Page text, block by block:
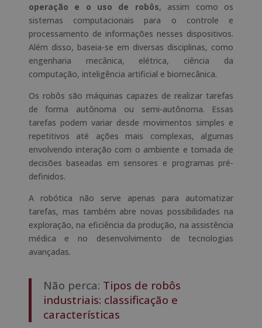
operação e o uso de robôs, assim como os
sistemas computacionais para o controle e
processamento de informações nesses dispositivos.
Além disso, baseia-se em diversas disciplinas, como
engenharia mecânica, elétrica, ciência da
computação, inteligência artificial e biomecânica.
Os robôs são máquinas capazes de realizar tarefas
de forma autônoma ou semi-autônoma. Essas
tarefas podem variar desde movimentos simples e
repetitivos até ações mais complexas, algumas
envolvendo interação com o ambiente e tomada de
decisões baseadas em sensores e programas pré-
definidos.
A robótica não serve apenas para automatizar
tarefas, mas também abre novas possibilidades na
exploração, na eficiência da produção, na assistência
médica e no desenvolvimento de tecnologias
avançadas.
Não perca: Tipos de robôs
industriais: classificação e
características